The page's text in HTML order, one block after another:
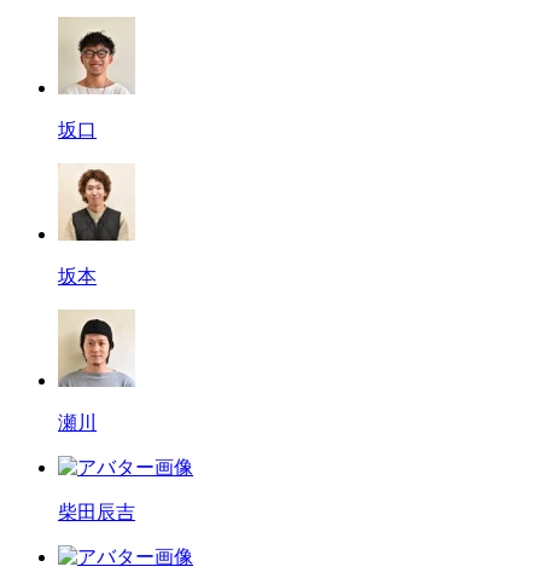
坂口
坂本
瀬川
柴田辰吉